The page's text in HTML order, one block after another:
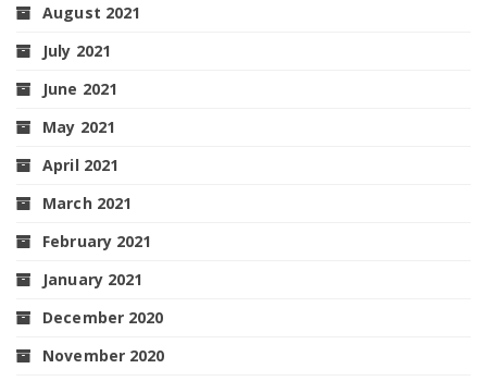
August 2021
July 2021
June 2021
May 2021
April 2021
March 2021
February 2021
January 2021
December 2020
November 2020